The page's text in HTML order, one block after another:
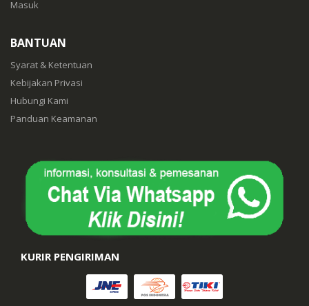
Masuk
BANTUAN
Syarat & Ketentuan
Kebijakan Privasi
Hubungi Kami
Panduan Keamanan
KURIR PENGIRIMAN